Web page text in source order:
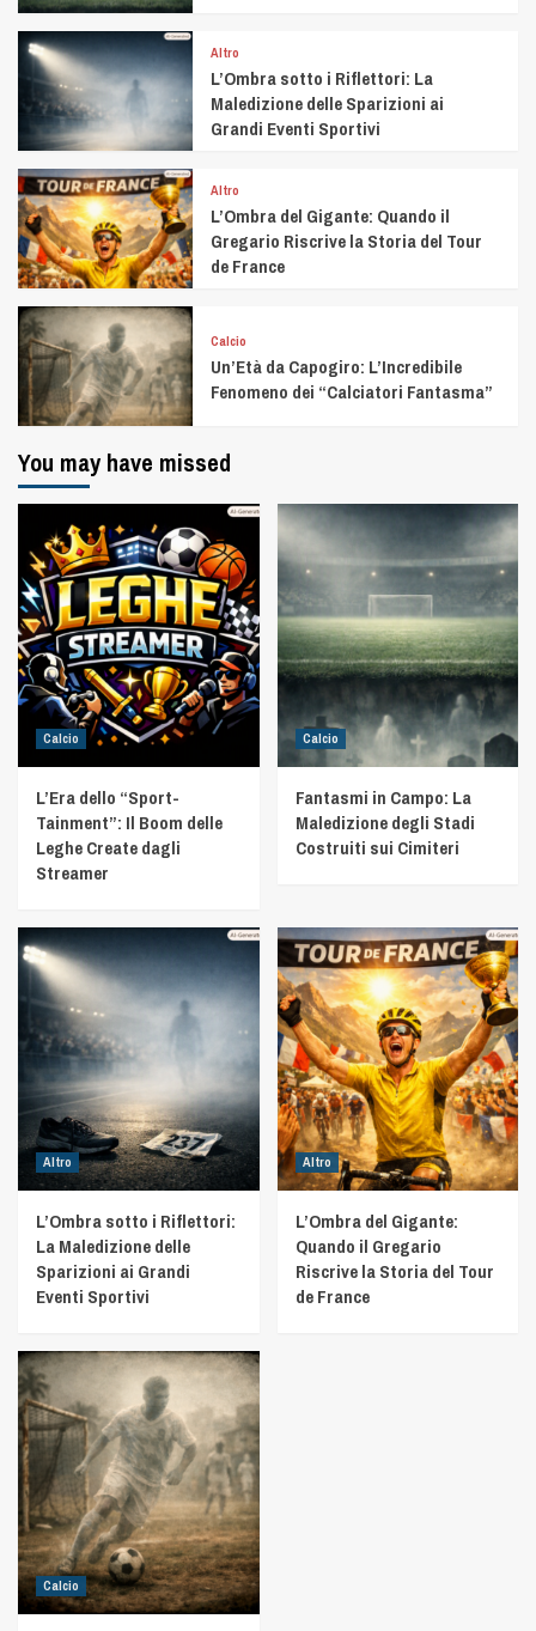
Altro
L’Ombra sotto i Riflettori: La
Maledizione delle Sparizioni ai
Grandi Eventi Sportivi
Altro
L’Ombra del Gigante: Quando il
Gregario Riscrive la Storia del Tour
de France
Calcio
Un’Età da Capogiro: L’Incredibile
Fenomeno dei “Calciatori Fantasma”
You may have missed
Calcio
L’Era dello “Sport-
Tainment”: Il Boom delle
Leghe Create dagli
Streamer
Calcio
Fantasmi in Campo: La
Maledizione degli Stadi
Costruiti sui Cimiteri
Altro
L’Ombra sotto i Riflettori:
La Maledizione delle
Sparizioni ai Grandi
Eventi Sportivi
Altro
L’Ombra del Gigante:
Quando il Gregario
Riscrive la Storia del Tour
de France
Calcio